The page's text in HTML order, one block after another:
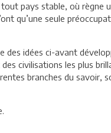
pays stable, où règne
qu’une seule
idées ci-avant
civilisations les plus
branches du savoir,